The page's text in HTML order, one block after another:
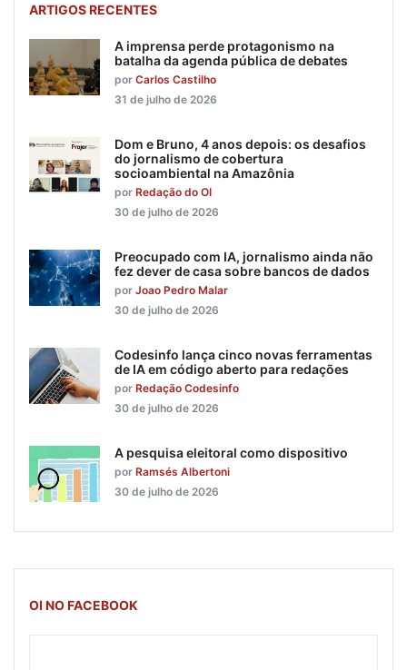
ARTIGOS RECENTES
A imprensa perde protagonismo na
batalha da agenda pública de debates
por Carlos Castilho
31 de julho de 2026
Dom e Bruno, 4 anos depois: os desafios
do jornalismo de cobertura
socioambiental na Amazônia
por Redação do OI
30 de julho de 2026
Preocupado com IA, jornalismo ainda não
fez dever de casa sobre bancos de dados
por Joao Pedro Malar
30 de julho de 2026
Codesinfo lança cinco novas ferramentas
de IA em código aberto para redações
por Redação Codesinfo
30 de julho de 2026
A pesquisa eleitoral como dispositivo
por Ramsés Albertoni
30 de julho de 2026
OI NO FACEBOOK